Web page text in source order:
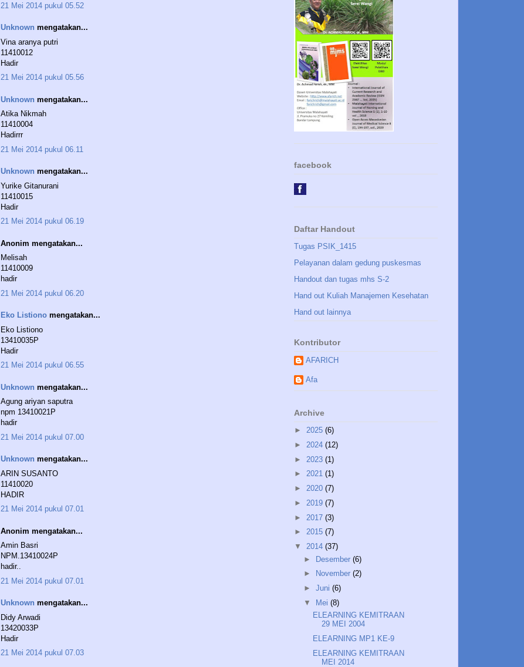
21 Mei 2014 pukul 05.52
Unknown mengatakan...
Vina aranya putri
11410012
Hadir
21 Mei 2014 pukul 05.56
Unknown mengatakan...
Atika Nikmah
11410004
Hadirrr
21 Mei 2014 pukul 06.11
Unknown mengatakan...
Yurike Gitanurani
11410015
Hadir
21 Mei 2014 pukul 06.19
Anonim mengatakan...
Melisah
11410009
hadir
21 Mei 2014 pukul 06.20
Eko Listiono mengatakan...
Eko Listiono
13410035P
Hadir
21 Mei 2014 pukul 06.55
Unknown mengatakan...
Agung ariyan saputra
npm 13410021P
hadir
21 Mei 2014 pukul 07.00
Unknown mengatakan...
ARIN SUSANTO
11410020
HADIR
21 Mei 2014 pukul 07.01
Anonim mengatakan...
Amin Basri
NPM.13410024P
hadir..
21 Mei 2014 pukul 07.01
Unknown mengatakan...
Didy Arwadi
13420033P
Hadir
21 Mei 2014 pukul 07.03
facebook
Daftar Handout
Tugas PSIK_1415
Pelayanan dalam gedung puskesmas
Handout dan tugas mhs S-2
Hand out Kuliah Manajemen Kesehatan
Hand out lainnya
Kontributor
AFARICH
Afa
Archive
► 2025 (6)
► 2024 (12)
► 2023 (1)
► 2021 (1)
► 2020 (7)
► 2019 (7)
► 2017 (3)
► 2015 (7)
▼ 2014 (37)
► Desember (6)
►
November (2)
► Juni (6)
▼
Mei (8)
ELEARNING KEMITRAAN
29 MEI 2004
ELEARNING MP1 KE-9
ELEARNING KEMITRAAN
MEI 2014